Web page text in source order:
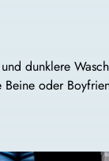
dunklere
oder